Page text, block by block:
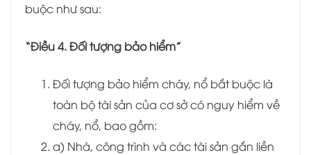
buộc như sau:
“Điều 4. Đối tượng bảo hiểm”
Đối tượng bảo hiểm cháy, nổ bắt buộc là
toàn bộ tài sản của cơ sở có nguy hiểm về
cháy, nổ, bao gồm:
a) Nhà, công trình và các tài sản gắn liền